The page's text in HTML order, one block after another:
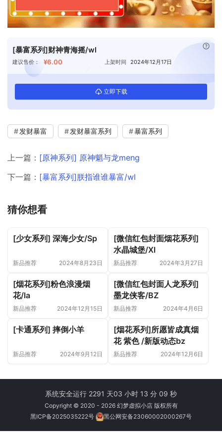
[暴富系列]财神青海摇/wl
建议售价： ¥6.00 上架时间 2024年12月17日
立即下载
已
发财暴富 发财暴富系列 暴富系列
上一篇： [原神系列] 原神魈与龙meng
下一篇： [暴富系列]朕指谁谁暴富/wl
猜你想看
[少女系列] 深海少女/Sp
新品推荐 2024年8月23日
[微信红包封面烟花系列]
水晶城堡/Xl
新品推荐 2024年3月27日
[烟花系列]粉色浪漫烟
花/la
新品推荐 2024年12月15日
[微信红包封面人龙系列]
墨龙侠客/BZ
新品推荐 2024年4月6日
[卡通系列] 摔倒小羊
新品推荐 2024年9月12日
[烟花系列]所愿皆成真烟
花 紫色 /新版动态bz
新品推荐 2024年12月6日
系统安全运行 2291 天03 小时 13 分 09 秒
Copyright © 2020 - 2026 幻梦虚拟小店 版权所有
黑ICP备2025035222号
黑公网安备23060002000267号